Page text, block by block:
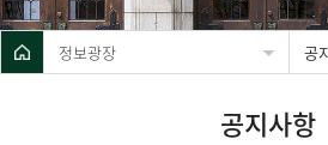
정보광장 공
공지사항